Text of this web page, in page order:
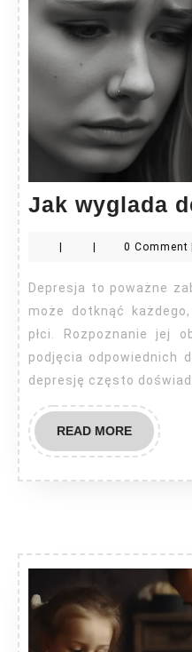
Jak wyglada
| | 0 Comment |
Depresja to poważne zaburzenie psychiczne, które
może dotknąć
płci. Rozpoznanie jej
podjęcia odpowiednich
depresję często
READ MOREREAD
MORE